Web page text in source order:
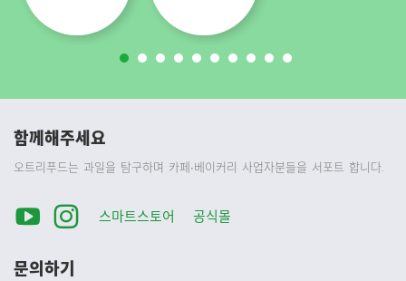
함께해주세요
오트리푸드는 과일을 탐구하며 카페∙베이커리 사업자분들을 서포트 합니다.
스마트스토어 공식몰
문의하기